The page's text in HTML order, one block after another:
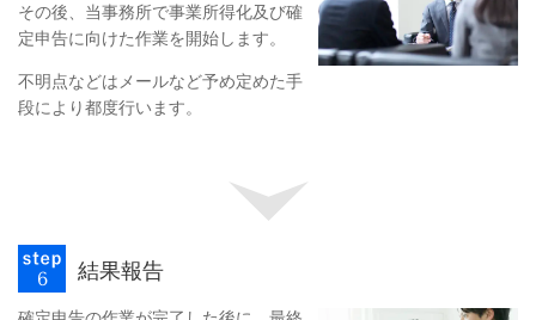
その後、当事務所で事業所得化及び確
定申告に向けた作業を開始します。
不明点などはメールなど予め定めた手
段により都度行います。
結果報告